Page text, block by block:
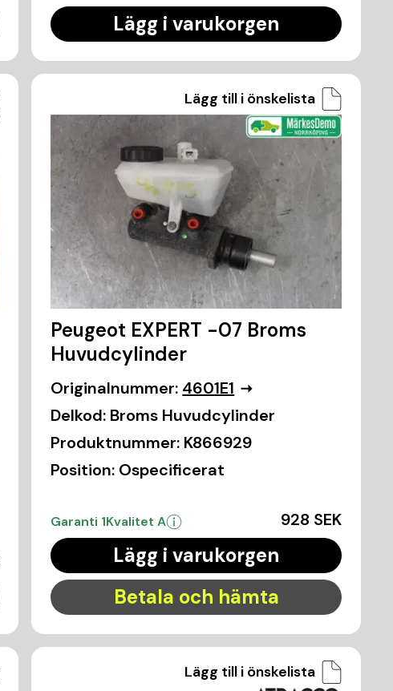
Lägg i varukorgen
Lägg till i önskelista
Peugeot EXPERT -07 Broms
Huvudcylinder
Originalnummer: 4601E1
Delkod: Broms Huvudcylinder
Produktnummer: K866929
Position: Ospecificerat
Garanti 1Kvalitet A 928 SEK
Lägg i varukorgen
Betala och hämta
Lägg till i önskelista